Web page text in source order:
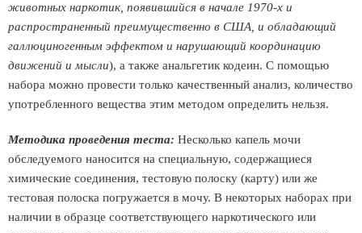
животных наркотик, появившийся в начале 1970-х и
распространенный преимущественно в США, и обладающий
галлюциногенным эффектом и нарушающий координацию
движений и мысли), а также анальгетик кодеин. С помощью
набора можно провести только качественный анализ, количество
употребленного вещества этим методом определить нельзя.
Методика проведения теста: Несколько капель мочи
обследуемого наносится на специальную, содержащиеся
химические соединения, тестовую полоску (карту) или же
тестовая полоска погружается в мочу. В некоторых наборах при
наличии в образце соответствующего наркотического или